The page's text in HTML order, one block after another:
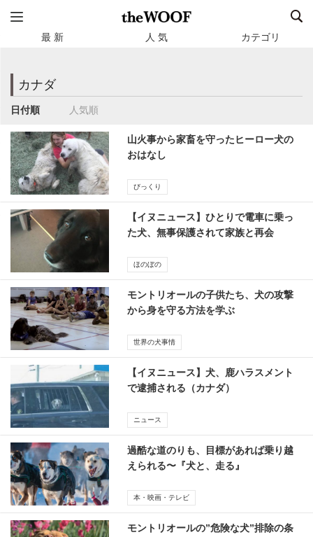
最 新 人 気 カテゴリ
カナダ
日付順 人気順
山火事から家畜を守ったヒーロー犬の
おはなし
びっくり
【イヌニュース】ひとりで電車に乗っ
た犬、無事保護されて家族と再会
ほのぼの
モントリオールの子供たち、犬の攻撃
から身を守る方法を学ぶ
世界の犬事情
【イヌニュース】犬、鹿ハラスメント
で逮捕される（カナダ）
ニュース
過酷な道のりも、目標があれば乗り越
えられる〜『犬と、走る』
本・映画・テレビ
モントリオールの”危険な犬”排除の条